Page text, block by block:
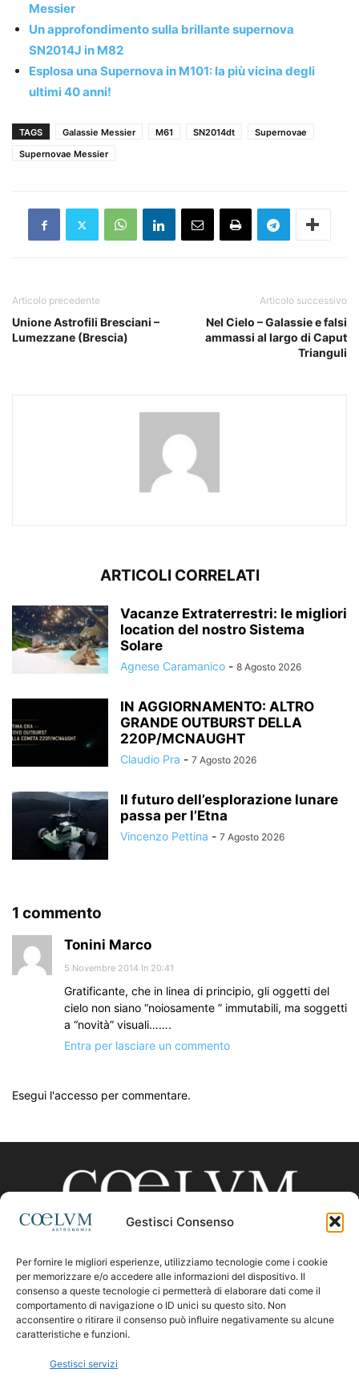
Gestisci Consenso
Per fornire le migliori esperienze, utilizziamo tecnologie come i cookie
per memorizzare e/o accedere alle informazioni del dispositivo. Il
consenso a queste tecnologie ci permetterà di elaborare dati come il
comportamento di navigazione o ID unici su questo sito. Non
acconsentire o ritirare il consenso può influire negativamente su alcune
caratteristiche e funzioni.
Gestisci servizi
Messier
Un approfondimento sulla brillante supernova
SN2014J in M82
Esplosa una Supernova in M101: la più vicina degli
ultimi 40 anni!
TAGS Galassie Messier M61 SN2014dt
Supernovae
Supernovae Messier
Articolo precedente
Unione Astrofili Bresciani –
Lumezzane (Brescia)
Articolo successivo
Nel Cielo – Galassie e falsi
ammassi al largo di Caput
Trianguli
ARTICOLI CORRELATI
Vacanze Extraterrestri: le migliori
location del nostro Sistema
Solare
Agnese Caramanico - 8 Agosto 2026
IN AGGIORNAMENTO: ALTRO
GRANDE OUTBURST DELLA
220P/MCNAUGHT
Claudio Pra - 7 Agosto 2026
Il futuro dell’esplorazione lunare
passa per l’Etna
Vincenzo Pettina - 7 Agosto 2026
1 commento
Tonini Marco
5 Novembre 2014 In 20:41
Gratificante, che in linea di principio, gli oggetti del
cielo non siano “noiosamente ” immutabili, ma soggetti
a “novità” visuali…….
Entra per lasciare un commento
Esegui l'accesso per commentare.
CHI SIAMO
Contattaci:coelumastro@coelum.com